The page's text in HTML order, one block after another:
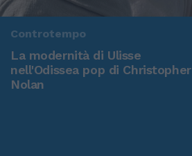
Controtempo
La modernità di Ulisse
nell'Odissea pop di Christopher
Nolan